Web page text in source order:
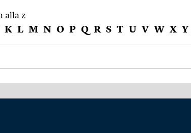
alla z
K L M N O P Q R S T U V W X Y